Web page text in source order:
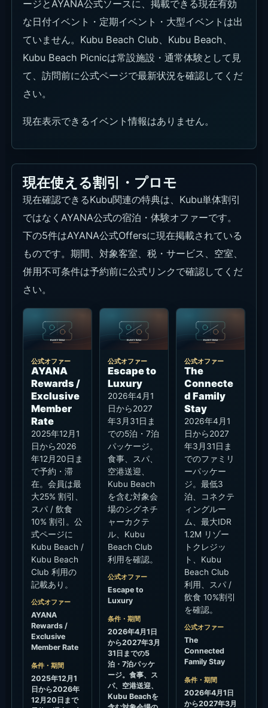
ージとAYANA公式ソースに、掲載できる現在有効
な日付イベント・定期イベント・大型イベントは出
ていません。Kubu Beach Club、Kubu Beach、
Kubu Beach Picnicは常設施設・通常体験として見
て、訪問前に公式ページで最新状況を確認してくだ
さい。
現在表示できるイベント情報はありません。
現在使える割引・プロモ
現在確認できるKubu関連の特典は、Kubu単体割引
ではなくAYANA公式の宿泊・体験オファーです。
下の5件はAYANA公式Offersに現在掲載されている
ものです。期間、対象客室、税・サービス、空室、
併用不可条件は予約前に公式リンクで確認してくだ
さい。
公式オファー
AYANA
Rewards /
Exclusive
Member
Rate
2025年12月1
日から2026
年12月20日ま
で予約・滞
在。会員は最
大25% 割引、
スパ / 飲食
10% 割引。公
式ページに
Kubu Beach /
Kubu Beach
Club 利用の
記載あり。
公式オファー
AYANA
Rewards /
Exclusive
Member Rate
条件・期間
2025年12月1
日から2026年
12月20日まで
公式オファー
Escape to
Luxury
2026年4月1
日から2027
年3月31日ま
での5泊・7泊
パッケージ。
食事、スパ、
空港送迎、
Kubu Beach
を含む対象会
場のシグネチ
ャーカクテ
ル、Kubu
Beach Club
利用を確認。
公式オファー
Escape to
Luxury
条件・期間
2026年4月1日
から2027年3月
31日までの5
泊・7泊パッケ
ージ。食事、ス
パ、空港送迎、
Kubu Beachを
公式オファー
The
Connecte
d Family
Stay
2026年4月1
日から2027
年3月31日ま
でのファミリ
ーパッケー
ジ。最低3
泊、コネクテ
ィングルー
ム、最大IDR
1.2M リゾー
トクレジッ
ト、Kubu
Beach Club
利用、スパ /
飲食 10%割引
を確認。
公式オファー
The
Connected
Family Stay
条件・期間
2026年4月1日
から2027年3月